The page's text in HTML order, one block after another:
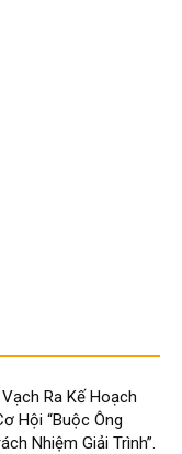
Ra Kế Hoạch
Hội “Buộc Ông
Nhiệm Giải Trình”.